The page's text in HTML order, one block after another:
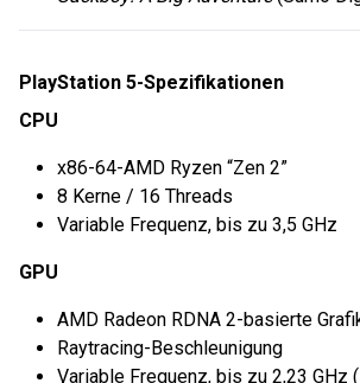
PlayStation 5-Spezifikationen
CPU
x86-64-AMD Ryzen “Zen 2”
8 Kerne / 16 Threads
Variable Frequenz, bis zu 3,5 GHz
GPU
AMD Radeon RDNA 2-basierte
Raytracing-Beschleunigung
Variable Frequenz, bis zu 2,23 GHz